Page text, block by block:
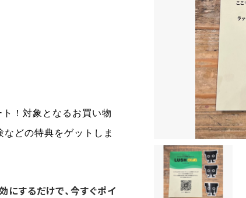
！ 対象となるお買い物
どの特典をゲットしま
にするだけで、今すぐポイ